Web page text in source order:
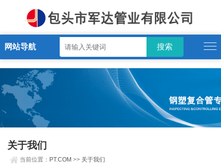
PT.COM
网站导航
关于我们
当前位置： PT.COM >> 关于我们